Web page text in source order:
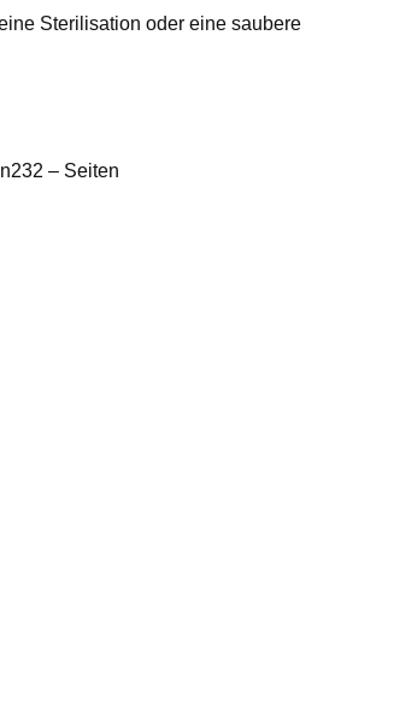
Sterilisation oder eine saubere
– Seiten